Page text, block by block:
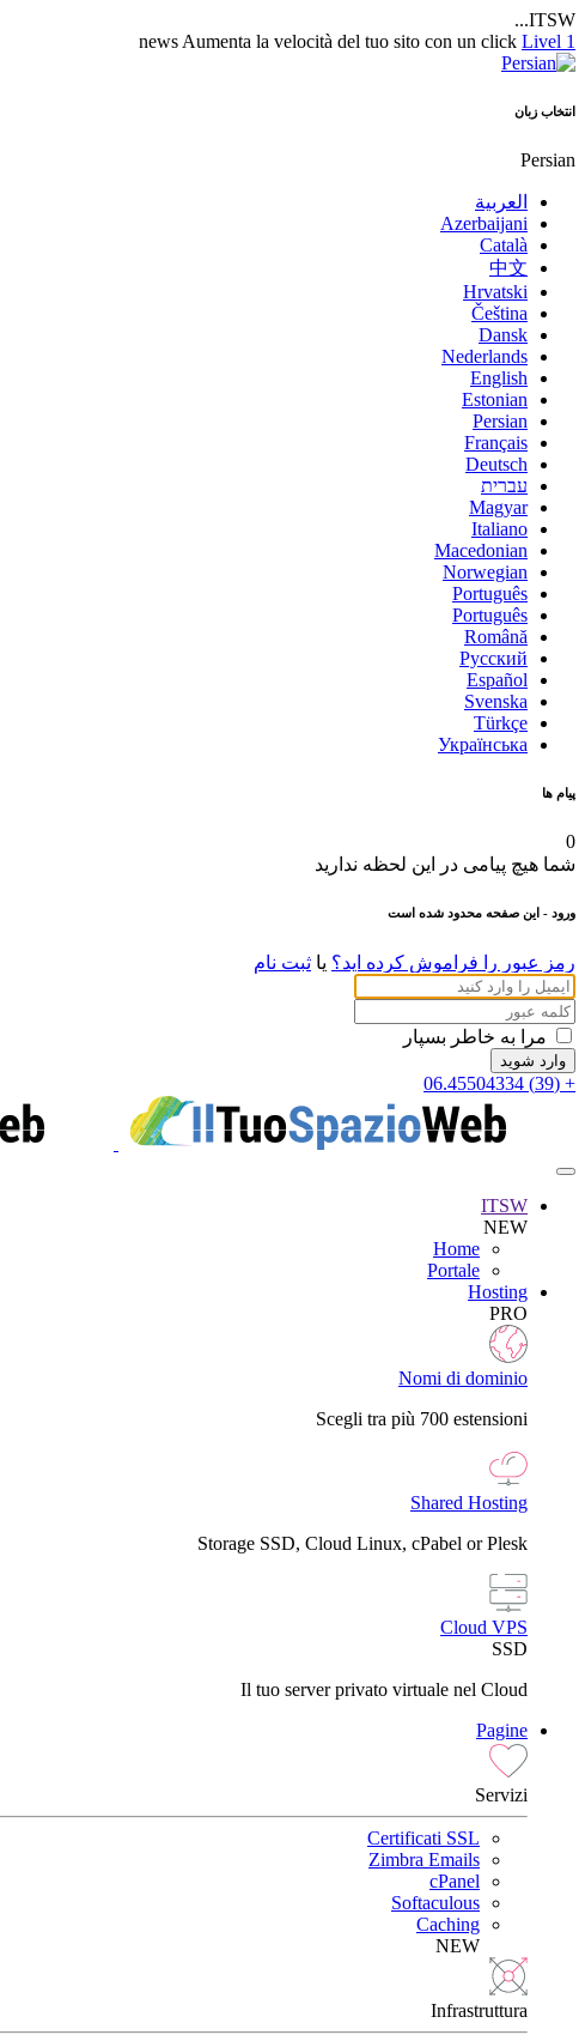
ITSW...
news Aumenta la velocità del tuo sito con un click Livel 1
انتخاب زبان
Persian
العربية
Azerbaijani
Català
中文
Hrvatski
Čeština
Dansk
Nederlands
English
Estonian
Persian
Français
Deutsch
עברית
Magyar
Italiano
Macedonian
Norwegian
Português
Português
Română
Русский
Español
Svenska
Türkçe
Українська
پیام ها
0
شما هیچ پیامی در این لحظه ندارید
ورود - این صفحه محدود شده است
رمز عبور را فراموش کرده اید؟ یا ثبت نام
مرا به خاطر بسپار
+ (39) 06.45504334
ITSW
NEW
Home
Portale
Hosting
PRO
Nomi di dominio
Scegli tra più 700 estensioni
Shared Hosting
Storage SSD, Cloud Linux, cPabel or Plesk
Cloud VPS
SSD
Il tuo server privato virtuale nel Cloud
Pagine
Servizi
Certificati SSL
Zimbra Emails
cPanel
Softaculous
Caching
NEW
Infrastruttura